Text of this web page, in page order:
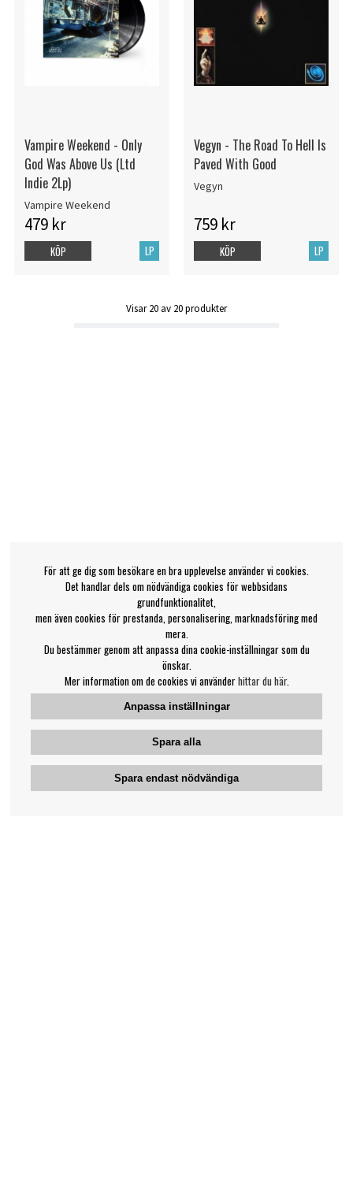
Vampire Weekend - Only
God Was Above Us (Ltd
Indie 2Lp)
Vampire Weekend
479 kr
LP
KÖP
Vegyn - The Road To Hell Is
Paved With Good
Vegyn
759 kr
LP
KÖP
Visar20 av 20produkter
För att ge dig som besökare en bra upplevelse använder vi cookies.
Det handlar dels om nödvändiga cookies för webbsidans
grundfunktionalitet,
men även cookies för prestanda, personalisering, marknadsföring med
mera.
Du bestämmer genom att anpassa dina cookie-inställningar som du
önskar.
Mer information om de cookies vi använderhittar du här.
Anpassa inställningar
Spara alla
Spara endast nödvändiga